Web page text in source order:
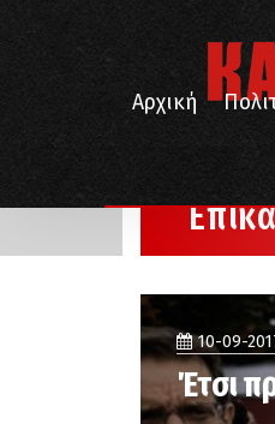
Αρχική
10-09-
Έτσι